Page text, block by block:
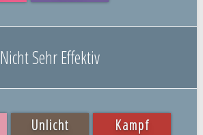
Nicht Sehr Effektiv
Unlicht Kampf